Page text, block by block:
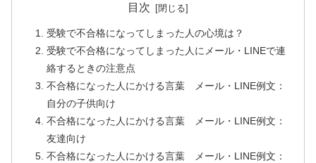
目次
受験で不合格になってしまった人の心境は？
受験で不合格になってしまった人にメール・LINEで連
絡するときの注意点
不合格になった人にかける言葉 メール・LINE例文：
自分の子供向け
不合格になった人にかける言葉 メール・LINE例文：
友達向け
不合格になった人にかける言葉 メール・LINE例文：